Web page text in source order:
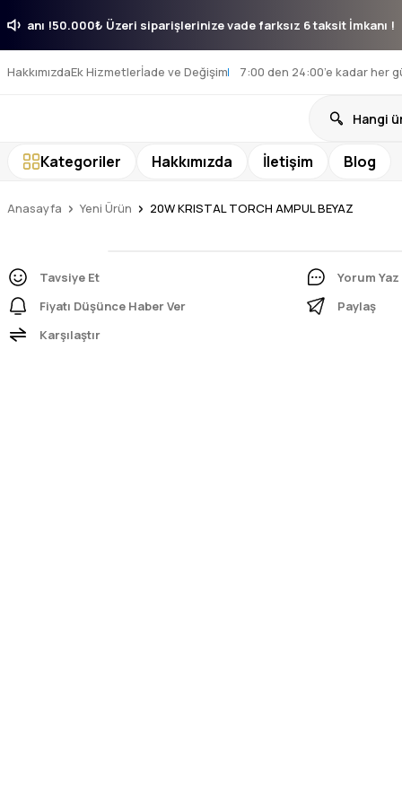
İmkanı !50.000₺ Üzeri siparişlerinize vade farksız 6 taksit
HakkımızdaEk Hizmetlerİade ve Değişim 7:00 den 24:00’e kadar her
Kategoriler Hakkımızda İletişim Blog
Anasayfa Yeni Ürün 20W KRISTAL TORCH AMPUL BEYAZ
Tavsiye Et
Yorum Yaz
Fiyatı Düşünce Haber Ver
Paylaş
Karşılaştır